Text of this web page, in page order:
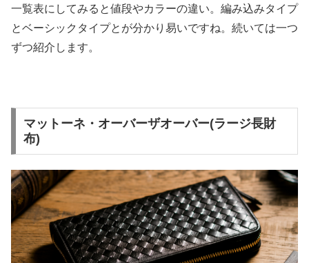
一覧表にしてみると値段やカラーの違い。編み込みタイプ
とベーシックタイプとが分かり易いですね。続いては一つ
ずつ紹介します。
マットーネ・オーバーザオーバー(ラージ長財
布)